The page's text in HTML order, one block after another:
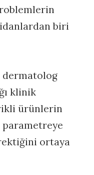
biri
dermatolog
klinik
ürünlerin
ortaya